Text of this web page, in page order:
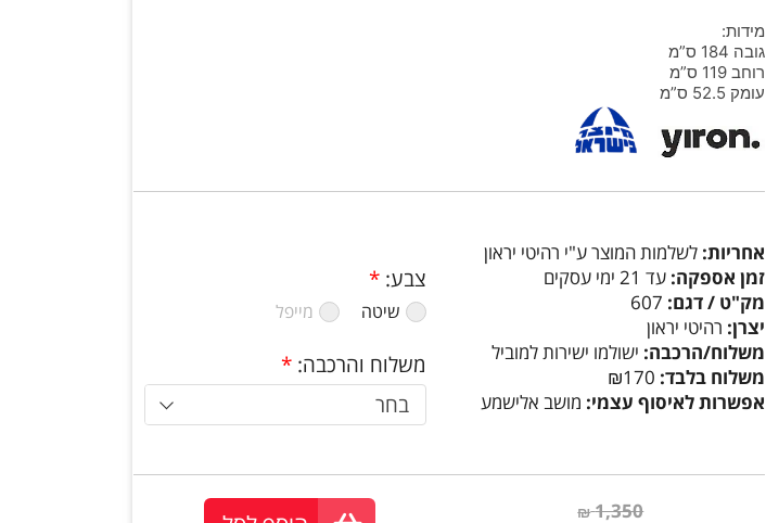
מידות:
גובה 184 ס”מ
רוחב 119 ס”מ
עומק 52.5 ס”מ
אחריות: לשלמות המוצר ע"י רהיטי יראון
זמן אספקה: עד 21 ימי עסקים
מק"ט / דגם: 607
יצרן: רהיטי יראון
משלוח/הרכבה: ישולמו ישירות למוביל
משלוח בלבד: ₪170
אפשרות לאיסוף עצמי: מושב אלישמע
צבע: *
שיטה מייפל
משלוח והרכבה: *
בחר
1,350
₪